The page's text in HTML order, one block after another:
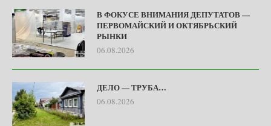
В ФОКУСЕ ВНИМАНИЯ ДЕПУТАТОВ —
ПЕРВОМАЙСКИЙ И ОКТЯБРЬСКИЙ
РЫНКИ
06.08.2026
ДЕЛО — ТРУБА…
06.08.2026